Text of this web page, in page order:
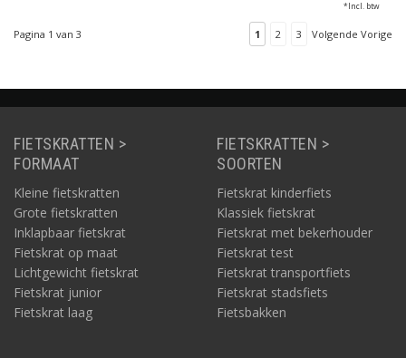
*Incl. btw
Pagina 1 van 3 1 2 3 Volgende Vorige
FIETSKRATTEN >
FORMAAT
Kleine fietskratten
Grote fietskratten
Inklapbaar fietskrat
Fietskrat op maat
Lichtgewicht fietskrat
Fietskrat junior
Fietskrat laag
FIETSKRATTEN >
SOORTEN
Fietskrat kinderfiets
Klassiek fietskrat
Fietskrat met bekerhouder
Fietskrat test
Fietskrat transportfiets
Fietskrat stadsfiets
Fietsbakken